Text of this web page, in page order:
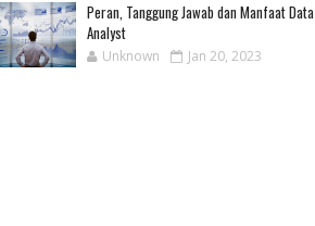
Peran, Tanggung Jawab dan Manfaat Data
Analyst
Unknown Jan 20, 2023